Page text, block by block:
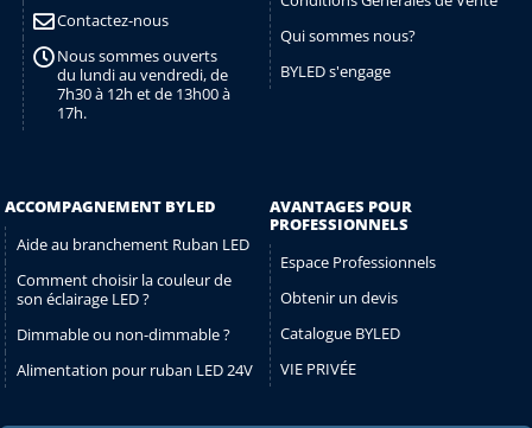
Contactez-nous
Nous sommes ouverts
du lundi au vendredi, de
7h30 à 12h et de 13h00 à
17h.
Qui sommes nous?
BYLED s'engage
ACCOMPAGNEMENT BYLED
Aide au branchement Ruban LED
Comment choisir la couleur de
son éclairage LED ?
Dimmable ou non-dimmable ?
Alimentation pour ruban LED 24V
AVANTAGES POUR
PROFESSIONNELS
Espace Professionnels
Obtenir un devis
Catalogue BYLED
VIE PRIVÉE